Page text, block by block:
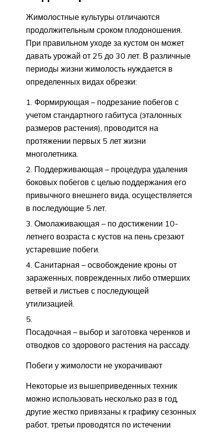
Жимолостные культуры отличаются
продолжительным сроком плодоношения.
При правильном уходе за кустом он может
давать урожай от 25 до 30 лет. В различные
периоды жизни жимолость нуждается в
определенных видах обрезки:
Формирующая – подрезание побегов с
учетом стандартного габитуса (эталонных
размеров растения), проводится на
протяжении первых 5 лет жизни
многолетника.
Поддерживающая – процедура удаления
боковых побегов с целью поддержания его
привычного внешнего вида, осуществляется
в последующие 5 лет.
Омолаживающая – по достижении 10-
летнего возраста с кустов на пень срезают
устаревшие побеги.
Санитарная – освобождение кроны от
зараженных, поврежденных либо отмерших
ветвей и листьев с последующей
утилизацией.
Посадочная – выбор и заготовка черенков и
отводков со здорового растения на рассаду.
Побеги у жимолости не укорачивают
Некоторые из вышеприведенных техник
можно использовать несколько раз в год,
другие жестко привязаны к графику сезонных
работ, третьи проводятся по истечении